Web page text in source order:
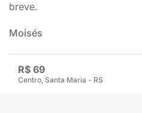
R$ 69
Centro, Santa Maria - RS
breve.
Moisés